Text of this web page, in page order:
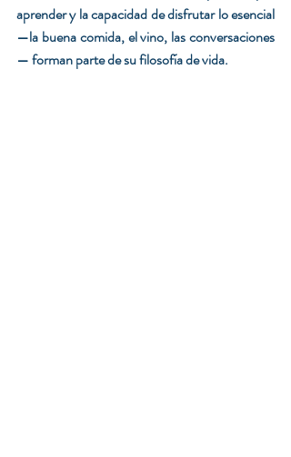
aprender y la capacidad de disfrutar lo esencial
—la buena comida, el vino, las conversaciones
— forman parte de su filosofía de vida.